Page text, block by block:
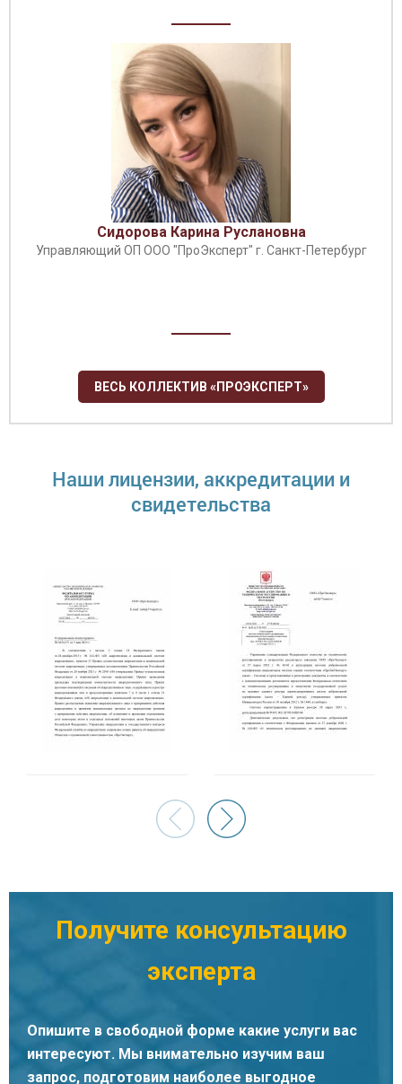
Сидорова Карина Руслановна
Управляющий ОП ООО "ПроЭксперт" г. Санкт-Петербург
ВЕСЬ КОЛЛЕКТИВ «ПРОЭКСПЕРТ»
Наши лицензии, аккредитации и
свидетельства
Получите консультацию
эксперта
Опишите в свободной форме какие услуги вас
интересуют. Мы внимательно изучим ваш
запрос, подготовим наиболее выгодное